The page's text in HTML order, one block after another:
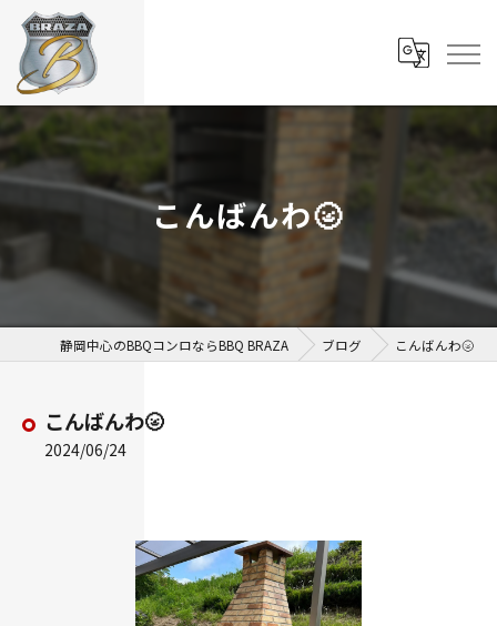
こんばんわ🌝
静岡中心のBBQコンロならBBQ BRAZA ブログ こんばんわ🌝
こんばんわ🌝
2024/06/24